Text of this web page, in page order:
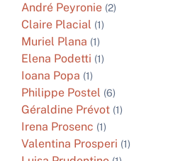
André Peyronie (2)
Claire Placial (1)
Muriel Plana (1)
Elena Podetti (1)
Ioana Popa (1)
Philippe Postel (6)
Géraldine Prévot (1)
Irena Prosenc (1)
Valentina Prosperi (1)